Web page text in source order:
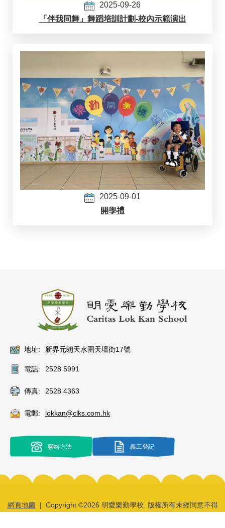
2025-09-26
「伴我同舞」舞蹈培訓計劃-校內示範演出
2025-09-01
開學禮
地址: 新界元朗天水圍天壇街17號
電話: 2528 5991
傳真: 2528 4363
電郵: lokkan@clks.com.hk
聯絡方法 義工登記
網頁地圖 | Copyright ©2026 明愛樂勤學校. 版權所有未經同意不得